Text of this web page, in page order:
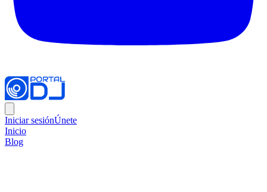
Iniciar sesiónÚnete
Inicio
Blog